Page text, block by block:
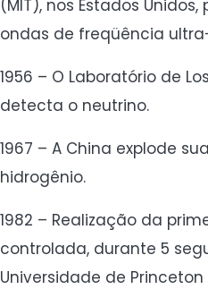
(MIT), nos Estados
ondas de freqüência
1956 – O Laboratório de
detecta o neutrino.
1967 – A China explode
hidrogênio.
1982 – Realização da
controlada, durante 5
Universidade de